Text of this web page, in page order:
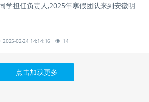
学担任负责人,2025年寒假团队来到安徽明
2025-02-24 14:14:16 14
点击加载更多